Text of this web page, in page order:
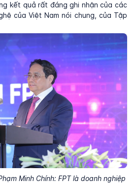
kết quả rất đáng ghi nhận của các
của Việt Nam nói chung, của Tập
Minh Chính: FPT là doanh nghiệp